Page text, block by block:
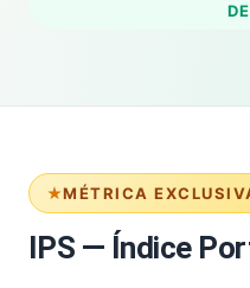
MÉTRICA
IPS — Índice